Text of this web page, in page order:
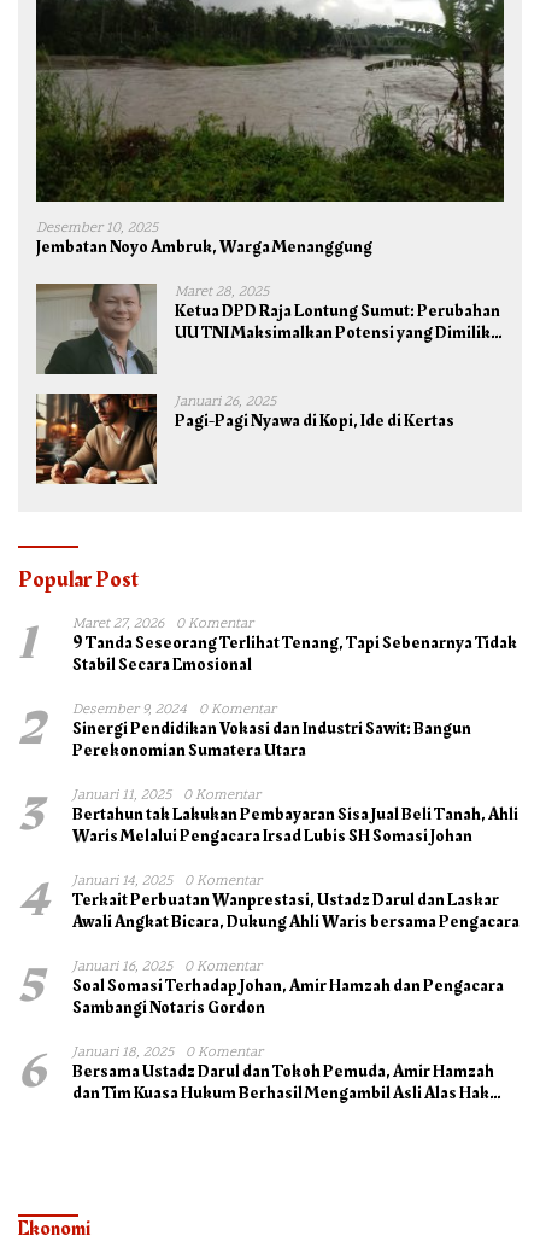
Desember 10, 2025
Jembatan Noyo Ambruk, Warga Menanggung
Maret 28, 2025
Ketua DPD Raja Lontung Sumut: Perubahan
UU TNI Maksimalkan Potensi yang Dimiliki
Januari 26, 2025
Pagi-Pagi Nyawa di Kopi, Ide di Kertas
Popular Post
1 Maret 27, 2026 0 Komentar
9 Tanda Seseorang Terlihat Tenang, Tapi Sebenarnya Tidak
Stabil Secara Emosional
2 Desember 9, 2024 0 Komentar
Sinergi Pendidikan Vokasi dan Industri Sawit: Bangun
Perekonomian Sumatera Utara
3 Januari 11, 2025 0 Komentar
Bertahun tak Lakukan Pembayaran Sisa Jual Beli Tanah, Ahli
Waris Melalui Pengacara Irsad Lubis SH Somasi Johan
4 Januari 14, 2025 0 Komentar
Terkait Perbuatan Wanprestasi, Ustadz Darul dan Laskar
Awali Angkat Bicara, Dukung Ahli Waris bersama Pengacara
5 Januari 16, 2025 0 Komentar
Soal Somasi Terhadap Johan, Amir Hamzah dan Pengacara
Sambangi Notaris Gordon
6 Januari 18, 2025 0 Komentar
Bersama Ustadz Darul dan Tokoh Pemuda, Amir Hamzah
dan Tim Kuasa Hukum Berhasil Mengambil Asli Alas Hak
Ekonomi